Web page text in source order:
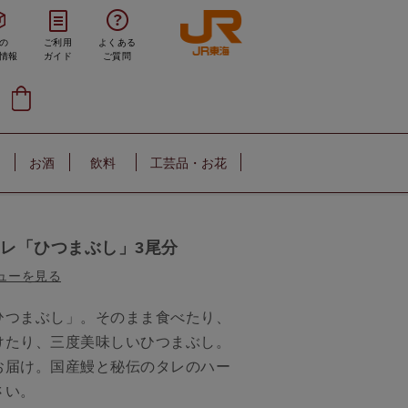
報
ご利用
ガイド
よくある
ご質問
お酒 飲料 工芸品・お花
「ひつまぶし」3尾分
ーを見る
まぶし」。そのまま食べたり、
り、三度美味しいひつまぶし。
け。国産鰻と秘伝のタレのハー
。